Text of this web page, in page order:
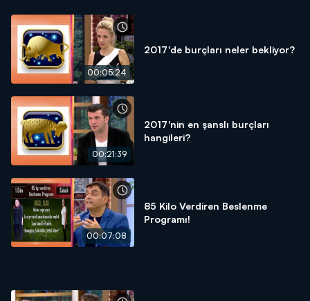
00:05:24
2017'de burçları neler bekliyor?
00:21:39
2017'nin en şanslı burçları
hangileri?
00:07:08
85 Kilo Verdiren Beslenme
Programı!